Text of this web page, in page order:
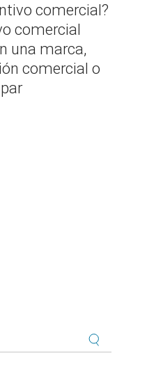
comercial?
comercial
una marca,
comercial o